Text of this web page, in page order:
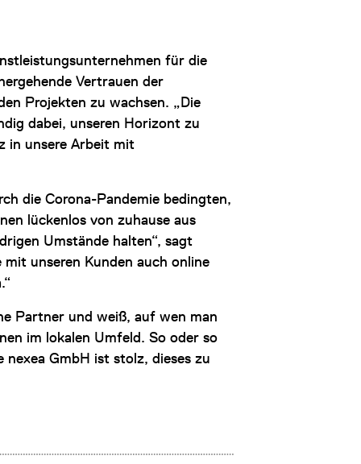
für die
Vertrauen der
Projekten zu wachsen. „Die
dabei, unseren Horizont zu
in unsere Arbeit mit
die Corona-Pandemie bedingten,
lückenlos von zuhause aus
Umstände halten“, sagt
unseren Kunden auch online
Partner und weiß, auf wen man
im lokalen Umfeld. So oder so
GmbH ist stolz, dieses zu